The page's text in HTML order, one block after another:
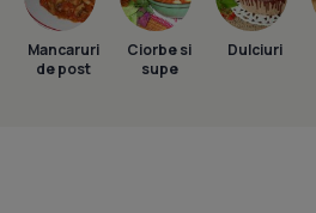
Mancaruri
de post
Ciorbe si
supe
Dulciuri